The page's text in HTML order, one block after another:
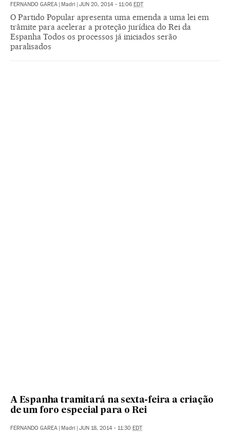
FERNANDO GAREA | Madri | JUN 20, 2014 - 11:06 EDT
O Partido Popular apresenta uma emenda a uma lei em
trâmite para acelerar a proteção jurídica do Rei da
Espanha Todos os processos já iniciados serão
paralisados
A Espanha tramitará na sexta-feira a criação
de um foro especial para o Rei
FERNANDO GAREA | Madri | JUN 18, 2014 - 11:30 EDT